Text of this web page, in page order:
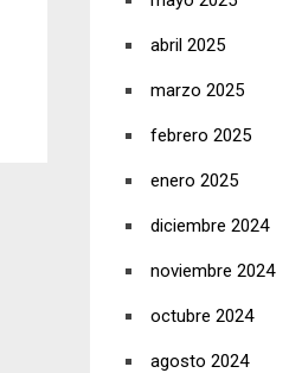
abril 2025
marzo 2025
febrero 2025
enero 2025
diciembre 2024
noviembre 2024
octubre 2024
agosto 2024